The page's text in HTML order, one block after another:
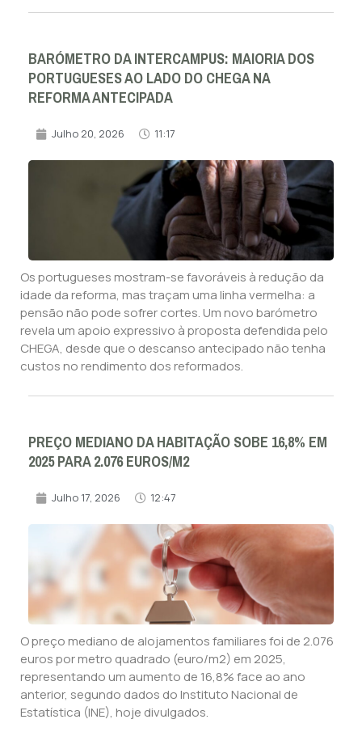
BARÓMETRO DA INTERCAMPUS: MAIORIA DOS
PORTUGUESES AO LADO DO CHEGA NA
REFORMA ANTECIPADA
Julho 20, 2026 11:17
Os portugueses mostram-se favoráveis à redução da
idade da reforma, mas traçam uma linha vermelha: a
pensão não pode sofrer cortes. Um novo barómetro
revela um apoio expressivo à proposta defendida pelo
CHEGA, desde que o descanso antecipado não tenha
custos no rendimento dos reformados.
PREÇO MEDIANO DA HABITAÇÃO SOBE 16,8% EM
2025 PARA 2.076 EUROS/M2
Julho 17, 2026 12:47
O preço mediano de alojamentos familiares foi de 2.076
euros por metro quadrado (euro/m2) em 2025,
representando um aumento de 16,8% face ao ano
anterior, segundo dados do Instituto Nacional de
Estatística (INE), hoje divulgados.